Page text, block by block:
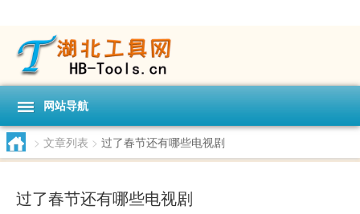
网站导航
> 文章列表 > 过了春节还有哪些电视剧
过了春节还有哪些电视剧